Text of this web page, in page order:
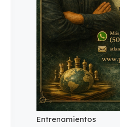
Entrenamientos